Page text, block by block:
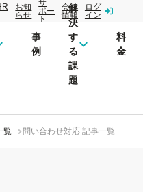
お知
らせ
サ
ポー
ト
会社
情報
ログ
イン
事
例
解
決
す
る
課
題
料
金
覧 問い合わせ対応 記事一覧